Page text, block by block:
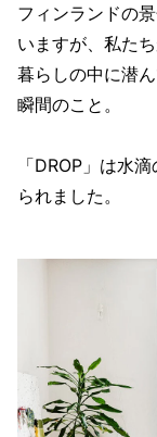
フィンランドの
いますが、私た
暮らしの中に潜
瞬間のこと。
「DROP」は水
られました。